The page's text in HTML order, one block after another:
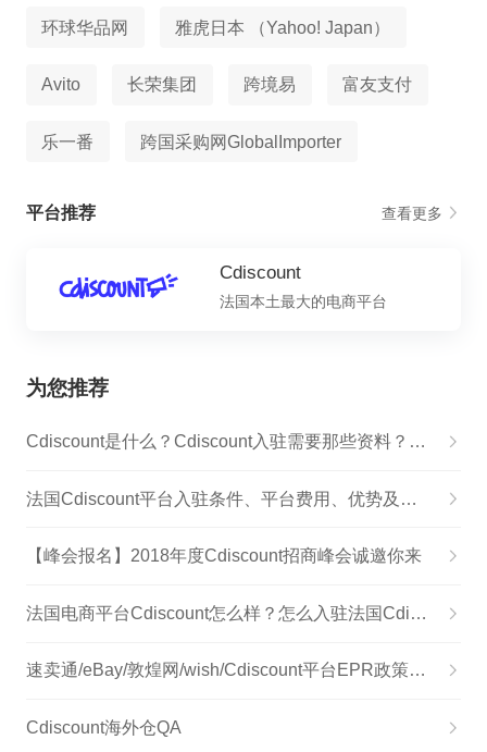
环球华品网 雅虎日本 （Yahoo! Japan）
Avito 长荣集团 跨境易 富友支付
乐一番 跨国采购网GlobalImporter
平台推荐 查看更多
Cdiscount
法国本土最大的电商平台
为您推荐
Cdiscount是什么？Cdiscount入驻需要那些资料？Cdiscount入驻过程是怎么样的？
法国Cdiscount平台入驻条件、平台费用、优势及商品类目
【峰会报名】2018年度Cdiscount招商峰会诚邀你来
法国电商平台Cdiscount怎么样？怎么入驻法国Cdiscount平台？
速卖通/eBay/敦煌网/wish/Cdiscount平台EPR政策解读
Cdiscount海外仓QA